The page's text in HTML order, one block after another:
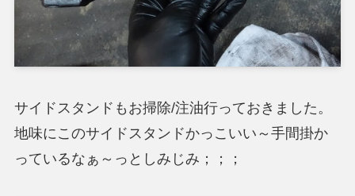
サイドスタンドもお掃除/注油行っておきました。
地味にこのサイドスタンドかっこいい～手間掛か
っているなぁ～っとしみじみ；；；